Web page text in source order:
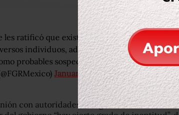
les ratificó que existen ya tres órdenes de
individuos, además de cuatro personas
probables sospechosos.https://t.co/
January 7, 2020
con autoridades, integrantes de la familia